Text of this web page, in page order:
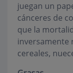
juegan un
cánceres de
que la
inversamente
cereales,